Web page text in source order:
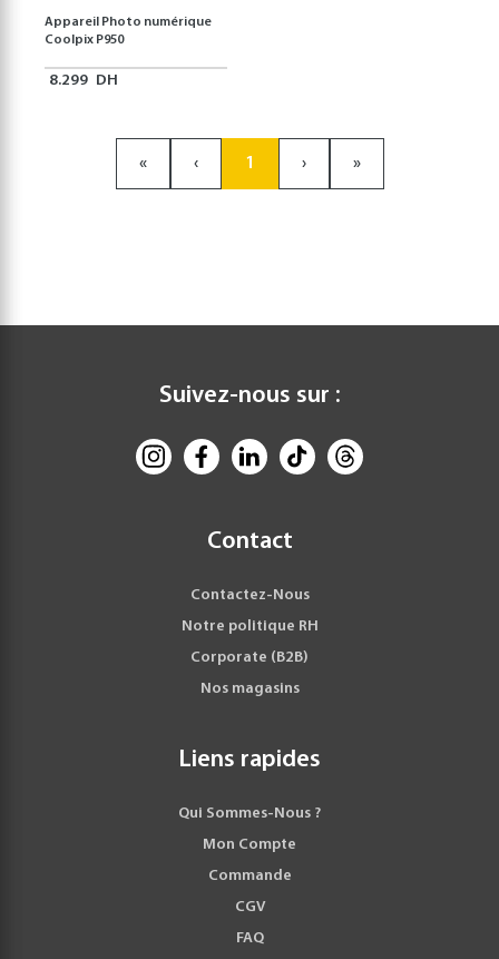
Appareil Photo numérique
Coolpix P950
8.299 DH
« ‹ 1 › »
Suivez-nous sur :
Contact
Contactez-Nous
Notre politique RH
Corporate (B2B)
Nos magasins
Liens rapides
Qui Sommes-Nous ?
Mon Compte
Commande
CGV
FAQ